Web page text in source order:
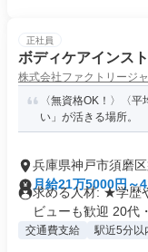
正社員
ボディケアインス
株式会社ファクトリージ
〈無資格OK！〉〈
い」が活きる場所。
兵庫県神戸市須磨
月給21万5000円～
求める人材: ★学歴
ビューも歓迎 20代
交通費支給 駅近5分以